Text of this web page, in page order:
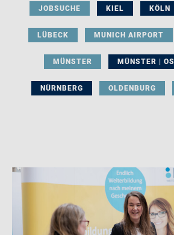
JOBSUCHE KIEL KÖLN
LÜBECK MUNICH AIRPORT
MÜNSTER MÜNSTER |
NÜRNBERG OLDENBURG